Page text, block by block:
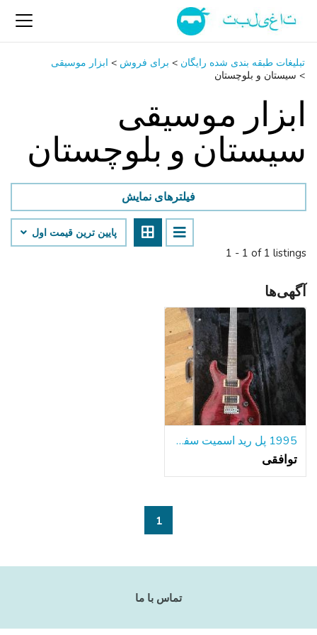
تبلیغات طبقه بندی شده رایگان > برای فروش > ابزار موسیقی
> سیستان و بلوچستان
ابزار موسیقی
سیستان و بلوچستان
1 - 1 of 1 listings
فیلترهای نمایش
پایین ‌ترین قیمت اول
آگهی‌ها
1995 پل رید اسمیت سفارشی 24
توافقی
1
تماس با ما